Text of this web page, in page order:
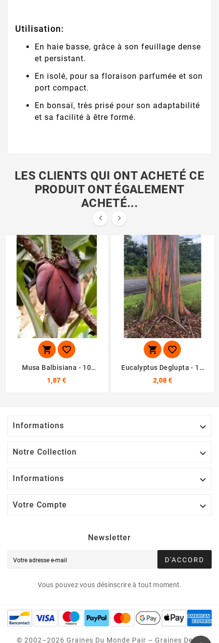
Utilisation:
En haie basse, grâce à son feuillage dense
et persistant.
En isolé, pour sa floraison parfumée et son
port compact.
En bonsaï, très prisé pour son adaptabilité
et sa facilité à être formé.
LES CLIENTS QUI ONT ACHETÉ CE
PRODUIT ONT ÉGALEMENT
ACHETÉ...
 
 
Musa Balbisiana - 10
Graines
1,87 €
 
Eucalyptus Deglupta - 10
Graines
2,08 €
Informations 
Notre Collection 
Informations 
Votre Compte 
Newsletter
D'ACCORD
Vous pouvez vous désinscrire à tout moment.
© 2002–2026 Graines Du Monde Pair – Graines Des 5